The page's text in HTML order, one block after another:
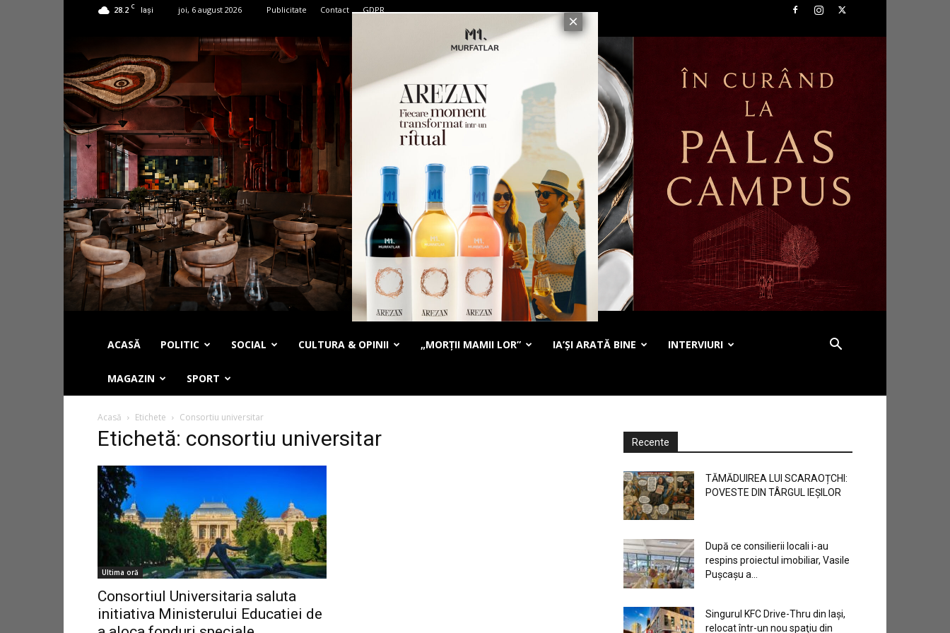
28.2 C Iași joi, 6 august 2026 Publicitate Contact GDPR
ACASĂ POLITIC SOCIAL CULTURA & OPINII „MORȚII MAMII LOR” IA’ȘI ARATĂ BINE INTERVIURI
MAGAZIN SPORT
Acasă Etichete Consortiu universitar
Etichetă: consortiu universitar
Ultima oră
Consortiul Universitaria saluta
initiativa Ministerului Educatiei de
Recente
TĂMĂDUIREA LUI SCARAOȚCHI:
POVESTE DIN TÂRGUL IEȘILOR
După ce consilierii locali i-au
respins proiectul imobiliar, Vasile
Pușcașu a...
Singurul KFC Drive-Thru din Iași,
relocat într-un nou spaţiu din